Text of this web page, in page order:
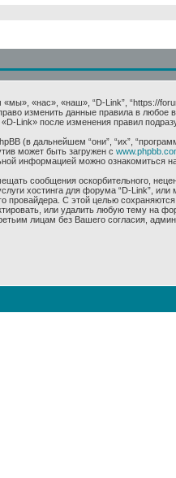
«нас», «наш», “D-Link”, “https://
изменить данные правила в
Link» после изменения правил
(в дальнейшем “они”, “их”,
может быть загружен с
информацией можно ознакомиться
сообщения оскорбительного,
хостинга для форума “D-Link”,
провайдера. С этой целью
или удалить любую тему на
лицам без Вашего согласия,